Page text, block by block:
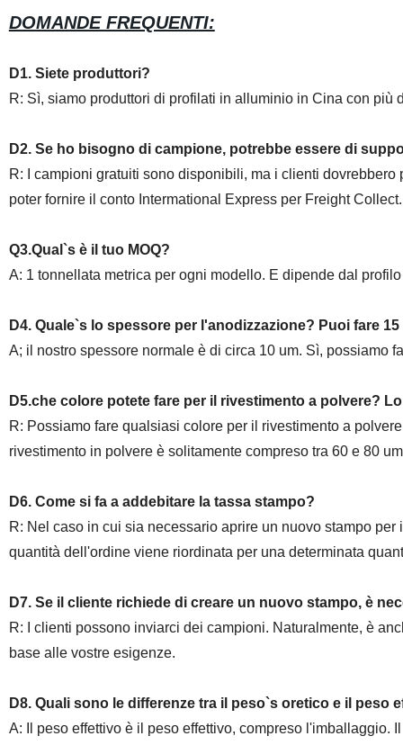
DOMANDE FREQUENTI:
D1. Siete produttori?
R: Sì, siamo produttori di profilati in alluminio in Cina con più
D2. Se ho bisogno di campione, potrebbe essere di
R: I campioni gratuiti sono disponibili, ma i clienti
poter fornire il conto Intermational Express per Freight Collect.
Q3.Qual`s è il tuo MOQ?
A: 1 tonnellata metrica per ogni modello. E dipende dal
D4. Quale`s lo spessore per l'anodizzazione? Puoi fare 15
A; il nostro spessore normale è di circa 10 um. Sì, possiamo
D5.che colore potete fare per il rivestimento a polvere?
R: Possiamo fare qualsiasi colore per il rivestimento a
rivestimento in polvere è solitamente compreso tra 60 e 80
D6. Come si fa a addebitare la tassa stampo?
R: Nel caso in cui sia necessario aprire un nuovo stampo
quantità dell'ordine viene riordinata per una determinata
D7. Se il cliente richiede di creare un nuovo stampo, è
R: I clienti possono inviarci dei campioni. Naturalmente, è
base alle vostre esigenze.
D8. Quali sono le differenze tra il peso`s oretico e il peso
A: Il peso effettivo è il peso effettivo, compreso